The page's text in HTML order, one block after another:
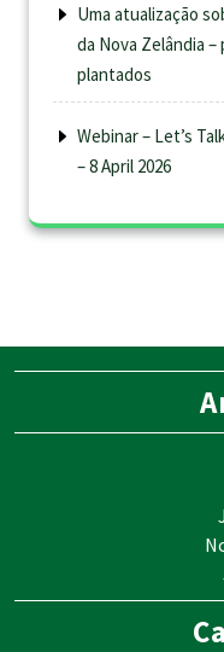
Uma atualização
da Nova Zelândia
plantados
Webinar – Let’s
– 8 April 2026